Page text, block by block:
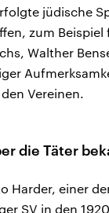
jüdische
zum Beispiel
Walther
Vereinen.
die Täter
Harder, einer
SV in den